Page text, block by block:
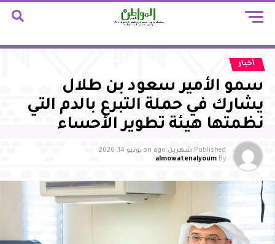
أخبار
سمو الأمير سعود بن طلال
يشارك في حملة التبرع بالدم التي
نظمتها هيئة تطوير الأحساء
Published شهرين ago on يونيو 14, 2026
By
almowatenalyoum